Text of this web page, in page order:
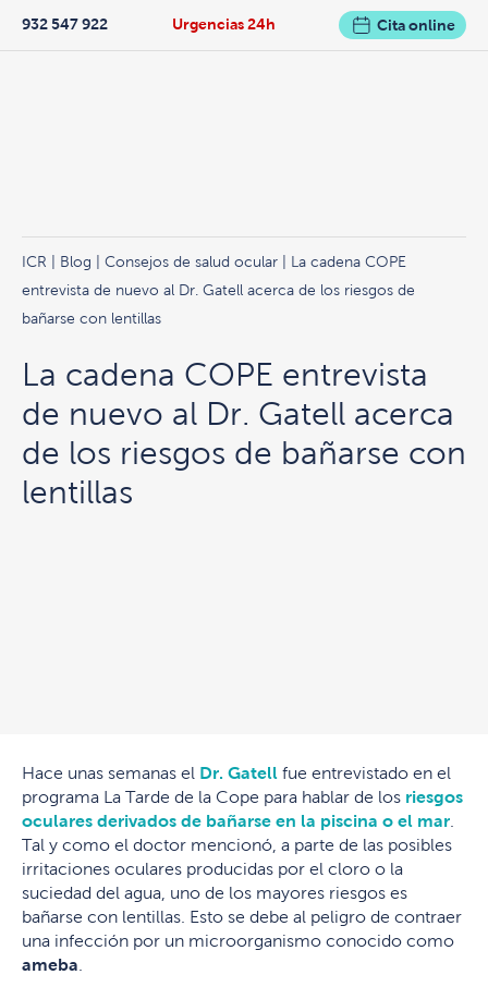
Urgencias 24h
932 547 922 Cita online
ICR Blog Consejos de salud ocular | La cadena COPE
entrevista de nuevo al Dr. Gatell acerca de los riesgos de
bañarse con lentillas
La cadena COPE entrevista
de nuevo al Dr. Gatell acerca
de los riesgos de bañarse con
lentillas
Hace unas semanas el Dr. Gatell fue entrevistado en el
programa La Tarde de la Cope para hablar de los riesgos
oculares derivados de bañarse en la piscina o el mar
Tal y como el doctor mencionó, a parte de las posibles
irritaciones oculares producidas por el cloro o la
suciedad del agua, uno de los mayores riesgos es
bañarse con lentillas. Esto se debe al peligro de contraer
una infección por un microorganismo conocido como
ameba